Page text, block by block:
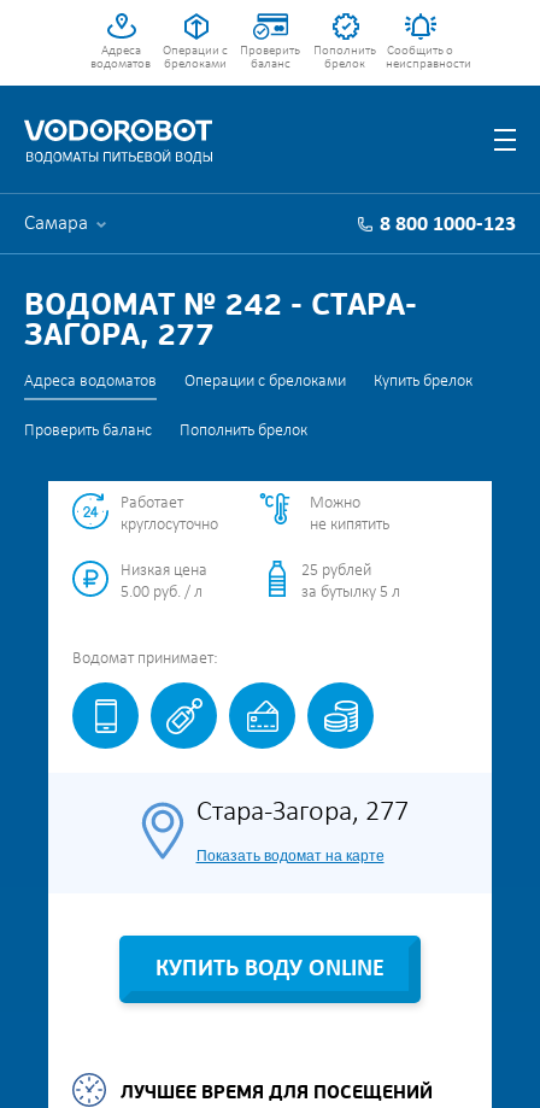
Адреса
водоматов
Операции с
брелоками
Проверить
баланс
Пополнить
брелок
Сообщить о
неисправности
Самара 8 800 1000-123
ВОДОМАТ № 242 - СТАРА-
ЗАГОРА, 277
Адреса водоматов Операции с брелоками Купить брелок
Проверить баланс Пополнить брелок
Работает
круглосуточно
Можно
не кипятить
Низкая цена
5.00 руб. / л
25 рублей
за бутылку 5 л
Водомат принимает:
Стара-Загора, 277
Показать водомат на карте
КУПИТЬ ВОДУ ONLINE
ЛУЧШЕЕ ВРЕМЯ ДЛЯ ПОСЕЩЕНИЙ